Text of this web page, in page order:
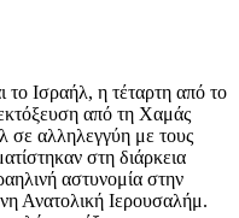
Ισραήλ, η τέταρτη από το
από τη Χαμάς
σε αλληλεγγύη με τους
στη διάρκεια
αστυνομία στην
Ανατολική Ιερουσαλήμ.